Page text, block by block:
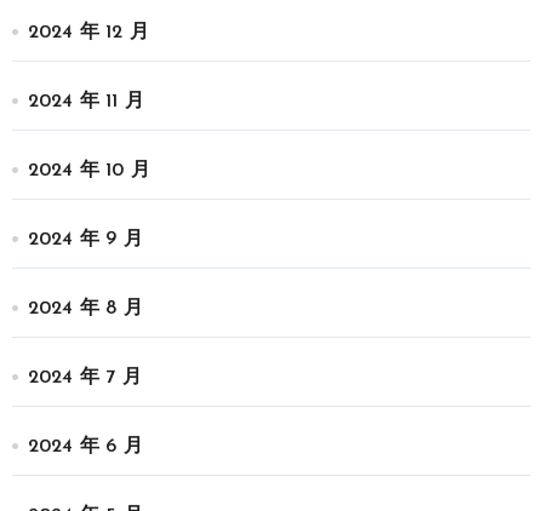
2024 年 12 月
2024 年 11 月
2024 年 10 月
2024 年 9 月
2024 年 8 月
2024 年 7 月
2024 年 6 月